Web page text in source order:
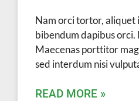
Nam orci tortor, aliquet
bibendum dapibus orci.
Maecenas porttitor
sed interdum nisi
READ MORE »